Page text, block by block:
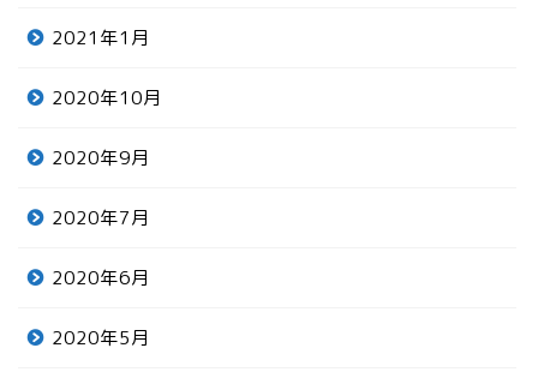
2021年1月
2020年10月
2020年9月
2020年7月
2020年6月
2020年5月